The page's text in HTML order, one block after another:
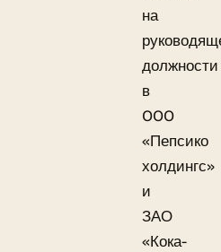
на
должности
в
OOO
«Пепсико
холдингс»
и
ЗАО
«Кока-